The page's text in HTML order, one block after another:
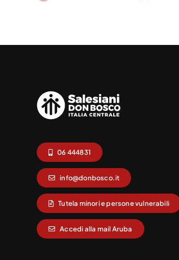
06 444831
info@donbosco.it
Tutela minori e persone vulnerabili
Accedi alla mail Aruba